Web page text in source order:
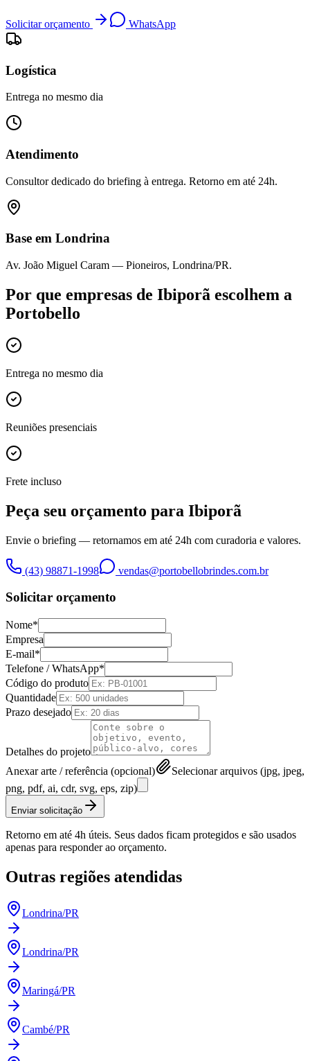
Solicitar orçamento WhatsApp
Logística
Entrega no mesmo dia
Atendimento
Consultor dedicado do briefing à entrega. Retorno em até 24h.
Base em Londrina
Av. João Miguel Caram — Pioneiros, Londrina/PR.
Por que empresas de Ibiporã escolhem a
Portobello
Entrega no mesmo dia
Reuniões presenciais
Frete incluso
Peça seu orçamento para Ibiporã
Envie o briefing — retornamos em até 24h com curadoria e valores.
(43) 98871-1998 vendas@portobellobrindes.com.br
Solicitar orçamento
Nome*
Empresa
E-mail*
Telefone / WhatsApp*
Código do produto
Quantidade
Prazo desejado
Detalhes do projeto
Anexar arte / referência (opcional)
Selecionar arquivos (jpg, jpeg,
png, pdf, ai, cdr, svg, eps, zip)
Enviar solicitação
Retorno em até 4h úteis. Seus dados ficam protegidos e são usados
apenas para responder ao orçamento.
Outras regiões atendidas
Londrina/PR
Londrina/PR
Maringá/PR
Cambé/PR